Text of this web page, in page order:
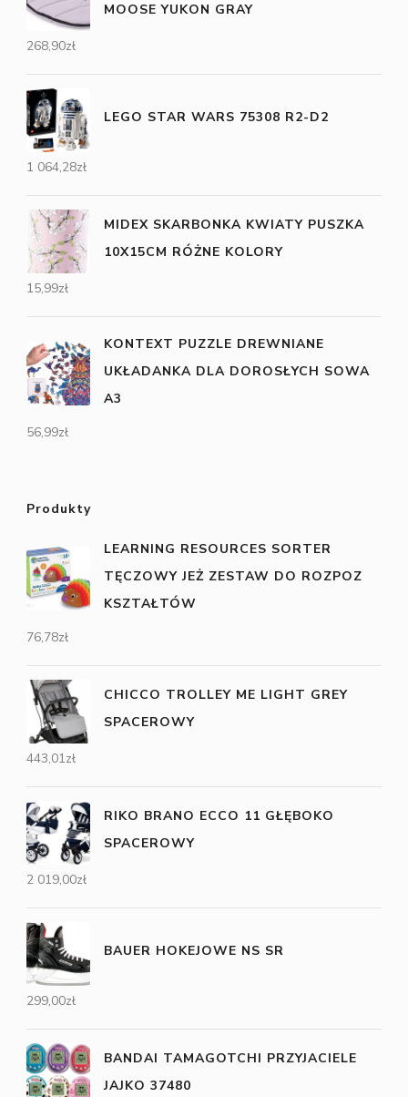
MOOSE YUKON GRAY
268,90zł
LEGO STAR WARS 75308 R2-D2
1 064,28zł
MIDEX SKARBONKA KWIATY PUSZKA
10X15CM RÓŻNE KOLORY
15,99zł
KONTEXT PUZZLE DREWNIANE
UKŁADANKA DLA DOROSŁYCH SOWA
A3
56,99zł
Produkty
LEARNING RESOURCES SORTER
TĘCZOWY JEŻ ZESTAW DO ROZPOZ
KSZTAŁTÓW
76,78zł
CHICCO TROLLEY ME LIGHT GREY
SPACEROWY
443,01zł
RIKO BRANO ECCO 11 GŁĘBOKO
SPACEROWY
2 019,00zł
BAUER HOKEJOWE NS SR
299,00zł
BANDAI TAMAGOTCHI PRZYJACIELE
JAJKO 37480